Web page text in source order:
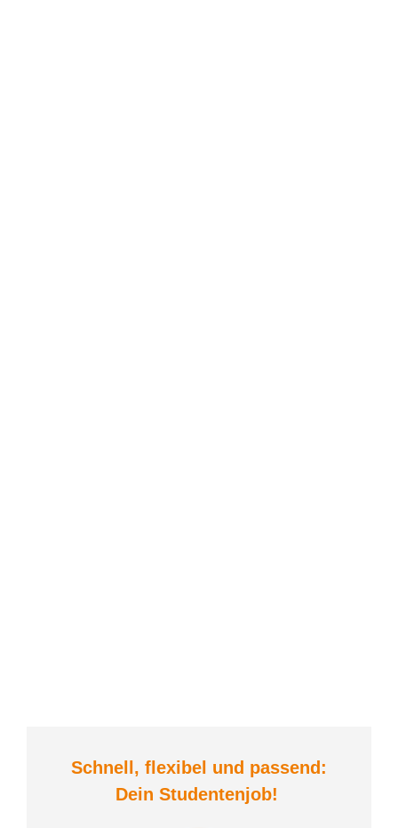
Schnell, flexibel und passend:
Dein Studentenjob!